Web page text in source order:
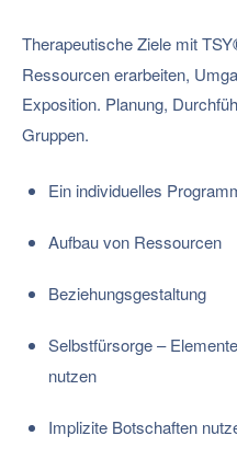
Therapeutische Ziele mit TSY
Ressourcen erarbeiten,
Exposition. Planung,
Gruppen.
Ein individuelles
Aufbau von Ressourcen
Beziehungsgestaltung
Selbstfürsorge –
nutzen
Implizite Botschaften